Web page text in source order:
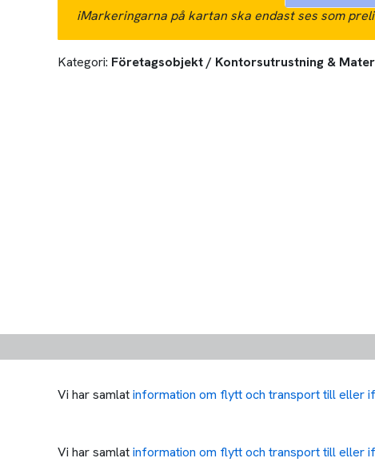
iMarkeringarna på kartan ska endast ses som
Kategori: Företagsobjekt / Kontorsutrustning &
Vi har samlatinformation om flytt och transport till eller
Vi har samlatinformation om flytt och transport till eller